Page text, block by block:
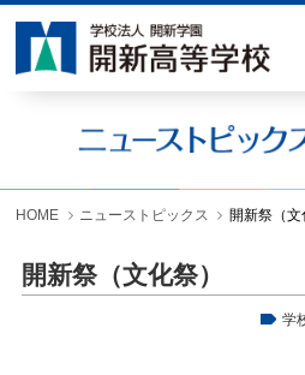
HOME ニューストピックス 開新祭（文
開新祭（文化祭）
学
HOME
緊急連絡
ニューストピックス
学校生活